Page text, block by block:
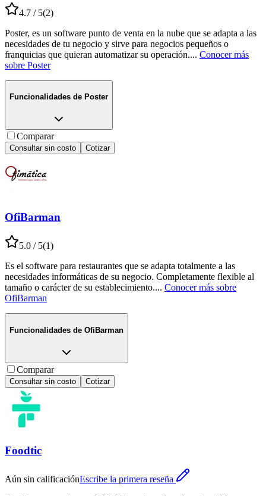
4.7 / 5(2)
Poster, es un software punto de venta en la nube que se adapta a las
necesidades de tu negocio y sirve para negocios pequeños o
franquicias que quieran automatizar su operación.... Conocer más
sobre Poster
Funcionalidades de Poster
Comparar
Consultar sin costo Cotizar
OfiBarman
5.0 / 5(1)
Es el software para restaurantes que se adapta totalmente a las
necesidades informáticas de su negocio. Completamente flexible al
tamaño o carácter de su establecimiento.... Conocer más sobre
OfiBarman
Funcionalidades de OfiBarman
Comparar
Consultar sin costo Cotizar
Foodtic
Aún sin calificaciónEscribe la primera reseña